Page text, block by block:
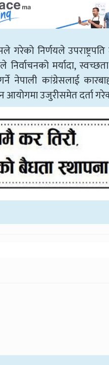
निर्णयले उपराष्ट्रपति
मर्यादा,
कांग्रेसलाई
आयोगमा उजुरीसमेत दर्ता